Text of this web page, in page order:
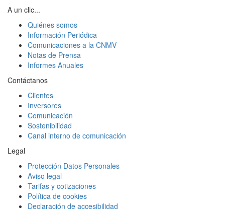
A un clic...
Quiénes somos
Información Periódica
Comunicaciones a la CNMV
Notas de Prensa
Informes Anuales
Contáctanos
Clientes
Inversores
Comunicación
Sostenibilidad
Canal interno de comunicación
Legal
Protección Datos Personales
Aviso legal
Tarifas y cotizaciones
Política de cookies
Declaración de accesibilidad